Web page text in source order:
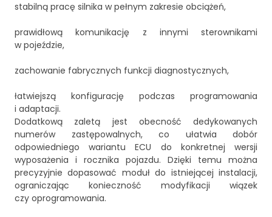
stabilną pracę silnika w pełnym zakresie obciążeń,
prawidłową komunikację z innymi sterownikami
w pojeździe,
zachowanie fabrycznych funkcji diagnostycznych,
łatwiejszą konfigurację podczas programowania
i adaptacji.
Dodatkową zaletą jest obecność dedykowanych
numerów zastępowalnych, co ułatwia dobór
odpowiedniego wariantu ECU do konkretnej wersji
wyposażenia i rocznika pojazdu. Dzięki temu można
precyzyjnie dopasować moduł do istniejącej instalacji,
ograniczając konieczność modyfikacji wiązek
czy oprogramowania.